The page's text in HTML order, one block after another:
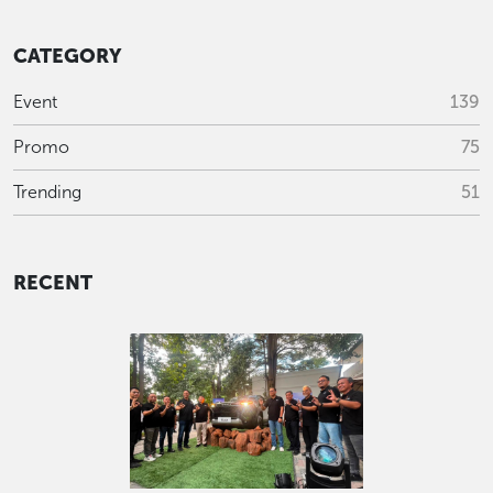
CATEGORY
Event 139
Promo 75
Trending 51
RECENT